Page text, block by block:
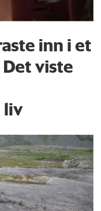
inn i et
Det viste
liv